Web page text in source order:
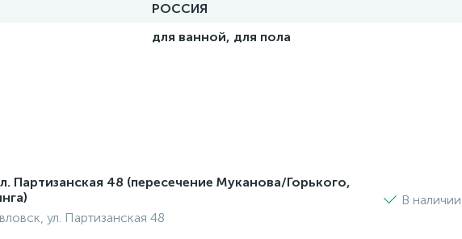
РОССИЯ
для ванной, для пола
Партизанская 48 (пересечение Муканова/Горького,
ул. Партизанская 48
В